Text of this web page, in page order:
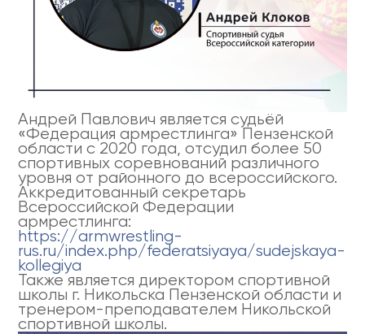
Андрей Павлович является судьёй
«Федерация армрестлинга» Пензенской
области с 2020 года, отсудил более 50
спортивных соревнований различного
уровня от районного до всероссийского.
Аккредитованный секретарь
Всероссийской Федерации
армрестлинга:
https://armwrestling-
rus.ru/index.php/federatsiyaya/sudejskaya-
kollegiya
Также является директором спортивной
школы г. Никольска Пензенской области и
тренером-преподавателем Никольской
спортивной школы.